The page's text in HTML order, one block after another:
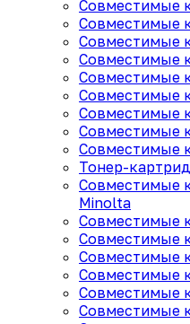
Совместимые
Совместимые
Совместимые
Совместимые
Совместимые
Совместимые
Совместимые
Совместимые
Совместимые
Тонер-
Совместимые
Minolta
Совместимые
Совместимые
Совместимые
Совместимые
Совместимые
Совместимые